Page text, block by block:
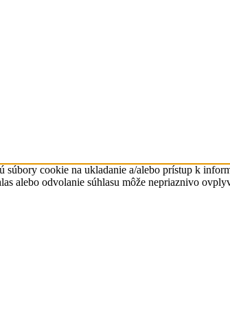
cookie na ukladanie a/alebo prístup k
alebo odvolanie súhlasu môže nepriaznivo